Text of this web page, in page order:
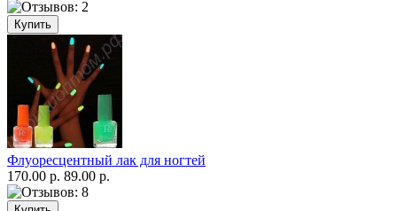
Флуоресцентный лак для ногтей
170.00 р. 89.00 р.